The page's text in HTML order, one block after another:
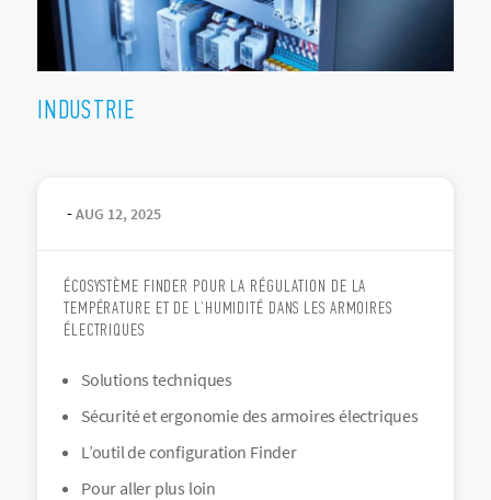
INDUSTRIE
-AUG 12, 2025
ÉCOSYSTÈME FINDER POUR LA RÉGULATION DE LA
TEMPÉRATURE ET DE L’HUMIDITÉ DANS LES ARMOIRES
ÉLECTRIQUES
Solutions techniques
Sécurité et ergonomie des armoires électriques
L’outil de configuration Finder
Pour aller plus loin